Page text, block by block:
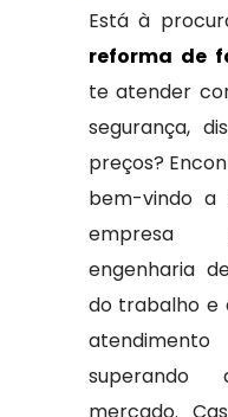
Está à
reforma de
te atender
segurança,
preços?
bem-vindo a
empresa
engenharia
do trabalho e